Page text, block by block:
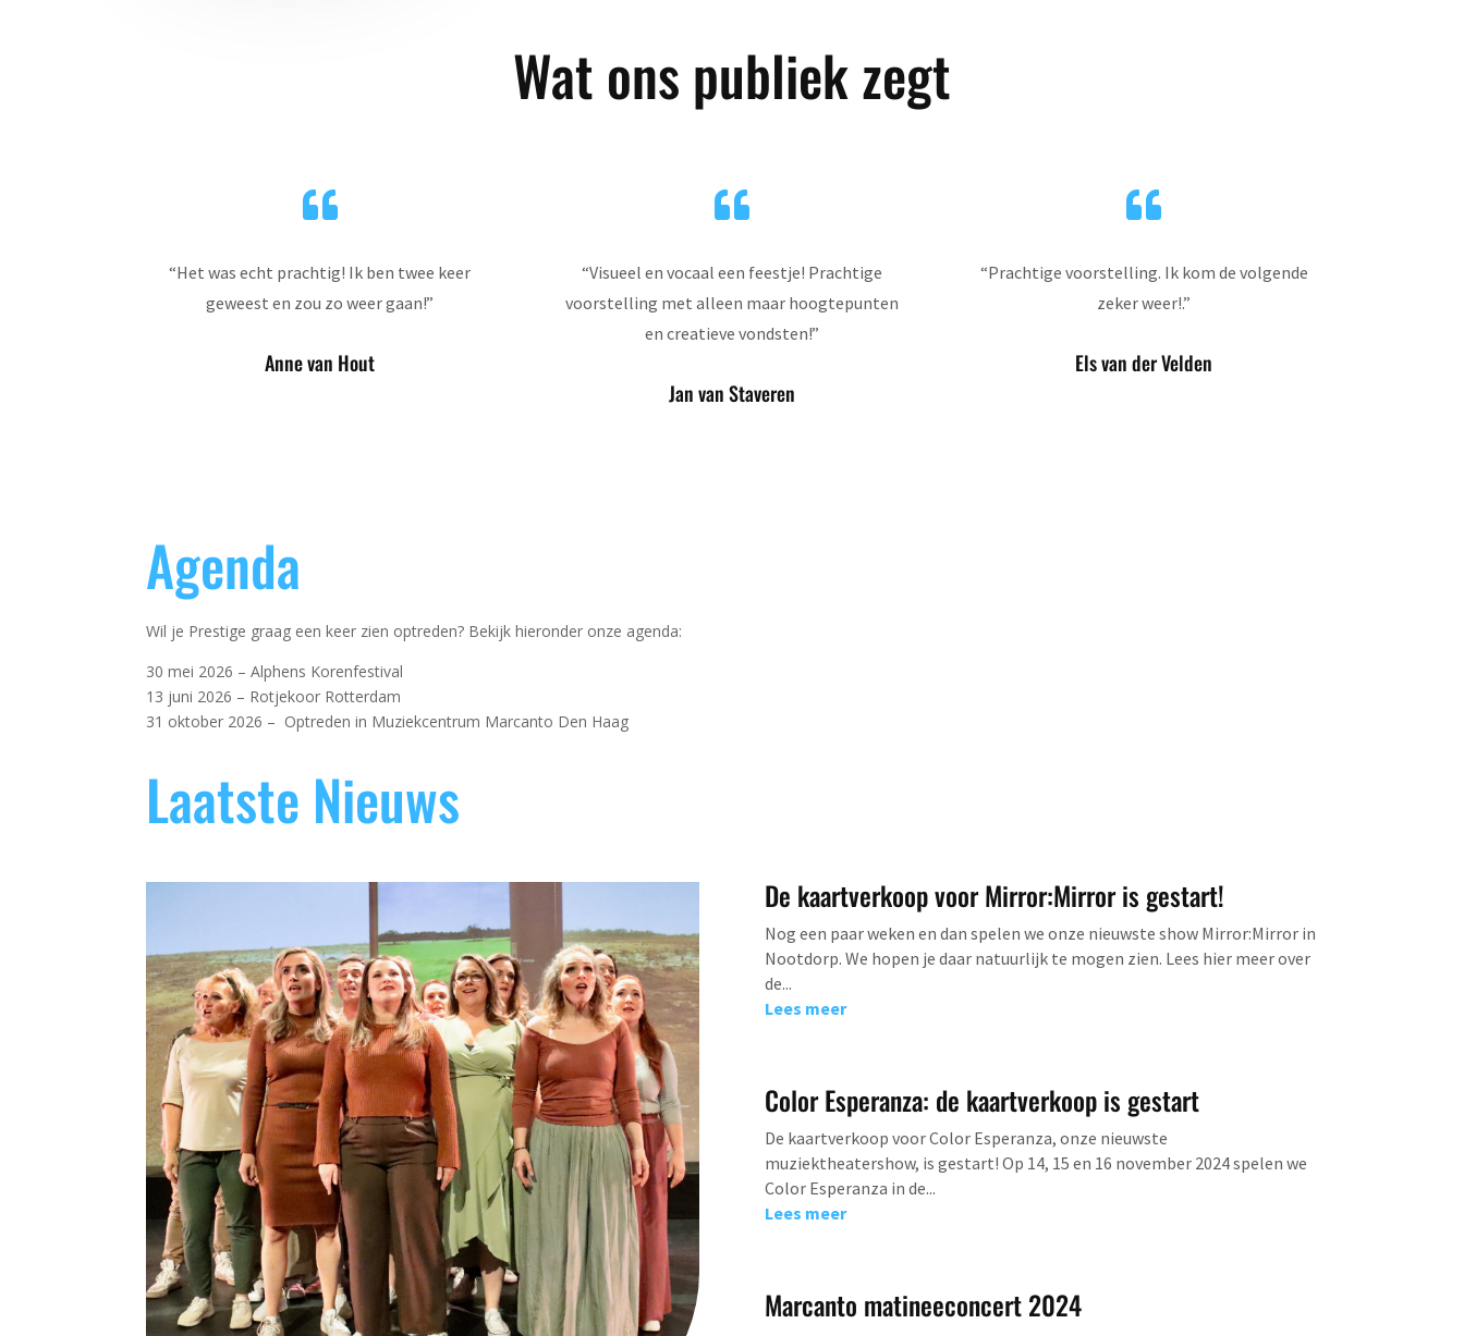
Wat ons publiek zegt

“Het was echt prachtig! Ik ben twee keer
geweest en zou zo weer gaan!”
Anne van Hout

“Visueel en vocaal een feestje! Prachtige
voorstelling met alleen maar hoogtepunten
en creatieve vondsten!”
Jan van Staveren

“Prachtige voorstelling. Ik kom de volgende
zeker weer!.”
Els van der Velden
Agenda
Wil je Prestige graag een keer zien optreden? Bekijk hieronder onze agenda:
30 mei 2026 – Alphens Korenfestival
13 juni 2026 – Rotjekoor Rotterdam
31 oktober 2026 – Optreden in Muziekcentrum Marcanto Den Haag
Laatste Nieuws
De kaartverkoop voor Mirror:Mirror is gestart!
Nog een paar weken en dan spelen we onze nieuwste show Mirror:Mirror in
Nootdorp. We hopen je daar natuurlijk te mogen zien. Lees hier meer over
de...
Lees meer
Color Esperanza: de kaartverkoop is gestart
De kaartverkoop voor Color Esperanza, onze nieuwste
muziektheatershow, is gestart! Op 14, 15 en 16 november 2024 spelen we
Color Esperanza in de...
Lees meer
Marcanto matineeconcert 2024